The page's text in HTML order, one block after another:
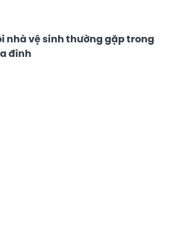
nhà vệ sinh thường gặp trong
đình